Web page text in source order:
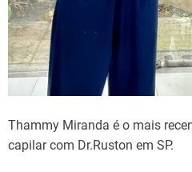
Thammy Miranda é o mais
capilar com Dr.Ruston em SP.